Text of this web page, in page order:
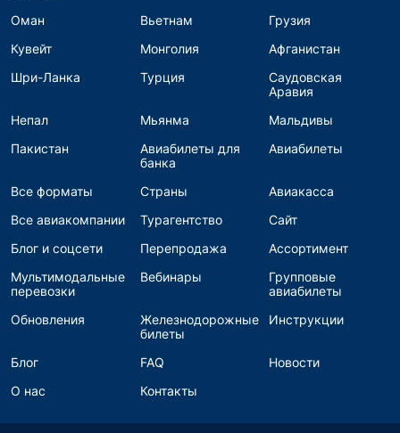
Оман Вьетнам
Грузия
Кувейт
Монголия
Афганистан
Шри-Ланка
Турция
Саудовская
Аравия
Непал
Мьянма
Мальдивы
Пакистан
Авиабилеты для
банка
Авиабилеты
Все форматы Страны
Авиакасса
Все авиакомпании
Турагентство
Сайт
Блог и соцсети
Перепродажа
Ассортимент
Мультимодальные
перевозки
Вебинары
Групповые
авиабилеты
Обновления
Железнодорожные
билеты
Инструкции
Блог FAQ
Новости
О нас
Контакты